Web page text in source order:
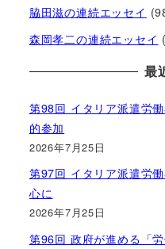
脇田滋の連続エッセイ
森岡孝二の連続エッセイ
最
第98回 イタリア派遣労
的参加
2026年7月25日
第97回 イタリア派遣労
心に
2026年7月25日
第96回 政府が進める「